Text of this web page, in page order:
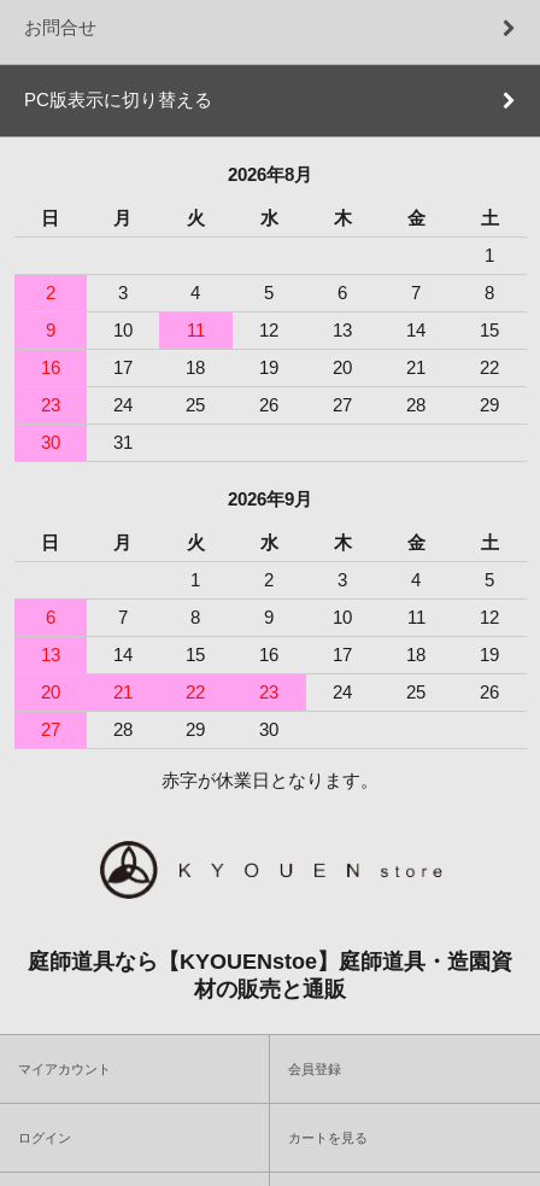
お問合せ
PC版表示に切り替える
2026年8月
日 月 火 水 木 金
土
1
2
3 4 5 6 7
8
9
10 11 12 13 14
15
16
17 18 19 20 21
22
23
24 25 26 27 28
29
30
31
2026年9月
日 月 火 水 木 金
土
1
2 3 4
5
6
7 8 9 10 11
12
13
14 15 16 17 18
19
20
21 22 23 24 25
26
27
28 29 30
赤字が休業日となります。
庭師道具なら【KYOUENstoe】庭師道具・造園資
材の販売と通販
マイアカウント 会員登録
ログイン カートを見る